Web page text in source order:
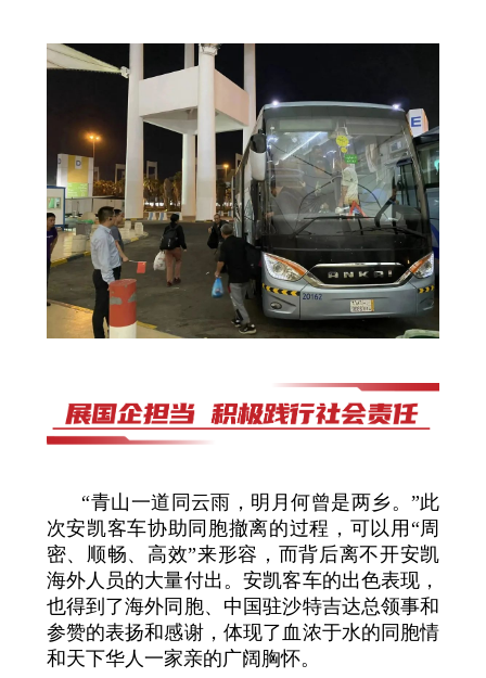
“青山一道同云雨，明月何曾是两乡。”此
次安凯客车协助同胞撤离的过程，可以用“周
密、顺畅、高效”来形容，而背后离不开安凯
海外人员的大量付出。安凯客车的出色表现，
也得到了海外同胞、中国驻沙特吉达总领事和
参赞的表扬和感谢，体现了血浓于水的同胞情
和天下华人一家亲的广阔胸怀。